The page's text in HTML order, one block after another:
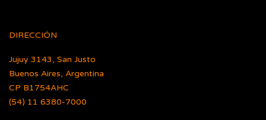
DIRECCIÓN
Jujuy 3143, San Justo
Buenos Aires, Argentina
CP B1754AHC
(54) 11 6380-7000